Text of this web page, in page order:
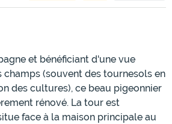
et bénéficiant d'une vue
champs (souvent des tournesols en
des cultures), ce beau pigeonnier
rénové. La tour est
face à la maison principale au